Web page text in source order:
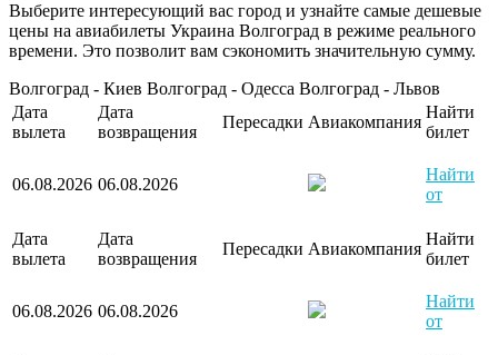
Выберите интересующий вас город и узнайте самые дешевые
цены на авиабилеты Украина Волгоград в режиме реального
времени. Это позволит вам сэкономить значительную сумму.
Волгоград - Киев Волгоград - Одесса Волгоград - Львов
Дата
вылета
Дата
возвращения
Пересадки Авиакомпания
Найти
билет
06.08.2026 06.08.2026
Найти
от
Дата
вылета
Дата
возвращения
Пересадки Авиакомпания
Найти
билет
06.08.2026 06.08.2026
Найти
от